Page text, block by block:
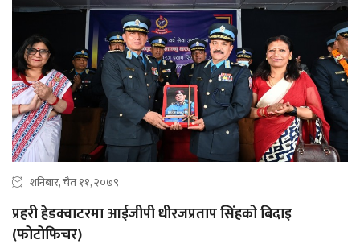
शनिबार, चैत ११, २०७९
प्रहरी हेडक्वाटरमा आईजीपी धीरजप्रताप सिंहको बिदाइ
(फोटोफिचर)